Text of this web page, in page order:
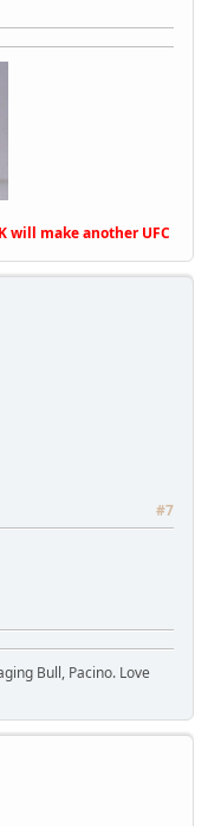
will make another UFC
#7
Bull, Pacino. Love